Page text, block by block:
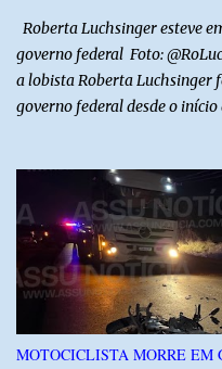
Roberta Luchsinger esteve
governo federal Foto:
a lobista Roberta Luchsinger
governo federal desde o
públicos que participam dos
lobista esteve no Palácio do
Desenvolvimento Social,
sócio de Lulinha. Os
oficiais. Fábio Luís é alvo de
30, a pedido da PF, que
para defender interesses
MOTOCICLISTA MORRE EM